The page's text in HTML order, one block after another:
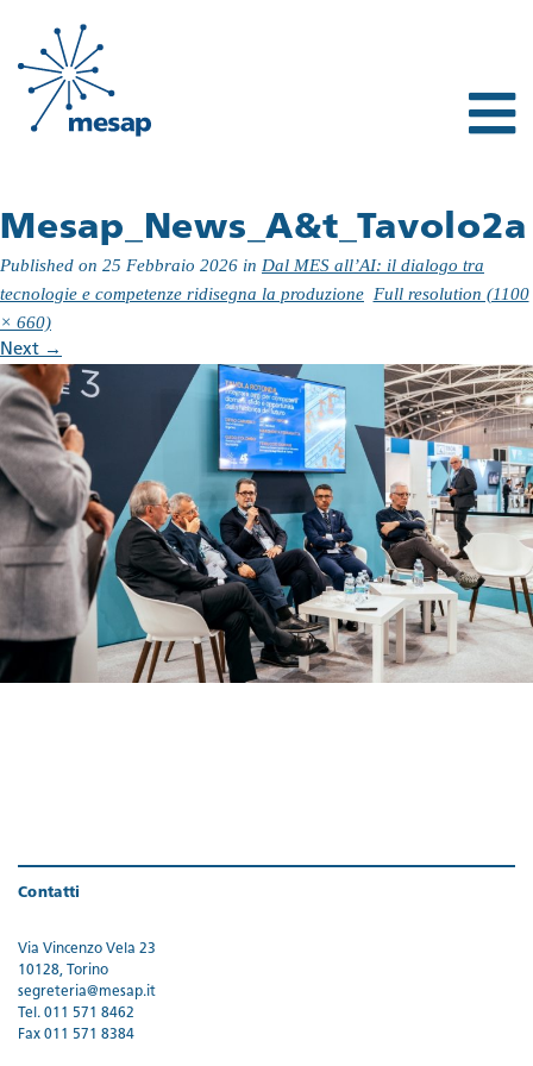
Mesap_News_A&t_Tavolo2a
Published on 25 Febbraio 2026 in Dal MES all’AI: il dialogo tra
tecnologie e competenze ridisegna la produzione Full resolution (1100
× 660)
Next →
Contatti
Via Vincenzo Vela 23
10128, Torino
segreteria@mesap.it
Tel. 011 571 8462
Fax 011 571 8384